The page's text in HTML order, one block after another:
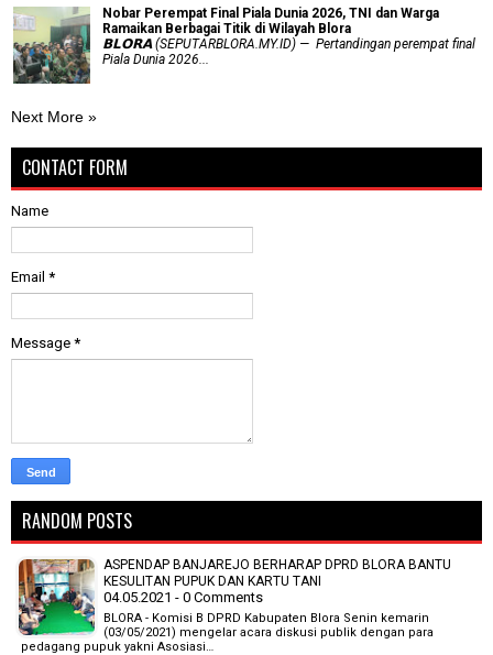
Nobar Perempat Final Piala Dunia 2026, TNI dan Warga
Ramaikan Berbagai Titik di Wilayah Blora
𝗕𝗟𝗢𝗥𝗔 (SEPUTARBLORA.MY.ID) — Pertandingan perempat final
Piala Dunia 2026...
Next More »
CONTACT FORM
Name
Email *
Message *
RANDOM POSTS
ASPENDAP BANJAREJO BERHARAP DPRD BLORA BANTU
KESULITAN PUPUK DAN KARTU TANI
04.05.2021 - 0 Comments
BLORA - Komisi B DPRD Kabupaten Blora Senin kemarin
(03/05/2021) mengelar acara diskusi publik dengan para
pedagang pupuk yakni Asosiasi…